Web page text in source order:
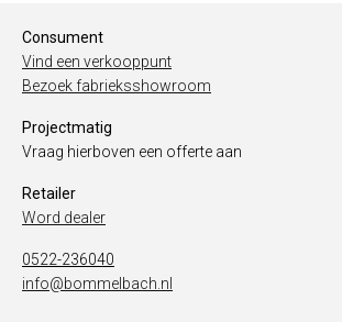
Consument
Vind een verkooppunt
Bezoek fabrieksshowroom
Projectmatig
Vraag hierboven een offerte aan
Retailer
Word dealer
0522-236040
info@bommelbach.nl